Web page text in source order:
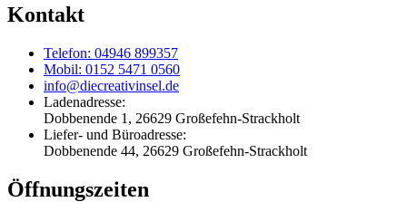
Kontakt
Telefon: 04946 899357
Mobil: 0152 5471 0560
info@diecreativinsel.de
Ladenadresse:
Dobbenende 1, 26629 Großefehn-Strackholt
Liefer- und Büroadresse:
Dobbenende 44, 26629 Großefehn-Strackholt
Öffnungszeiten